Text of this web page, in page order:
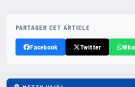
PARTAGER CET ARTICLE
Facebook Twitter